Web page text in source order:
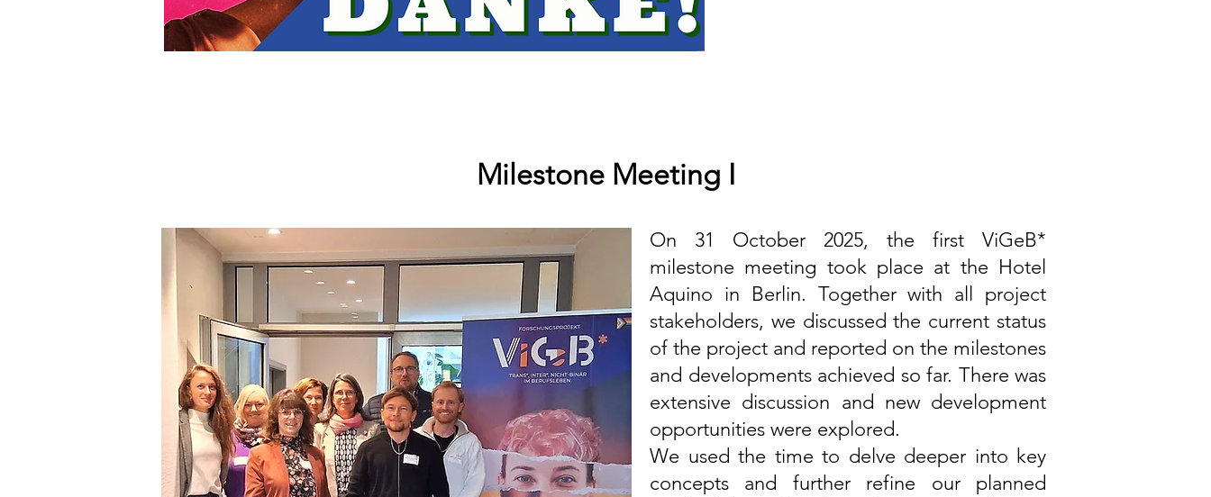
Milestone Meeting I
On 31 October 2025, the first ViGeB*
milestone meeting took place at the Hotel
Aquino in Berlin. Together with all project
stakeholders, we discussed the current status
of the project and reported on the milestones
and developments achieved so far. There was
extensive discussion and new development
opportunities were explored.
We used the time to delve deeper into key
concepts and further refine our planned